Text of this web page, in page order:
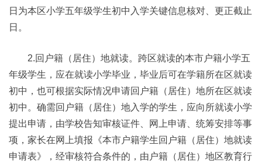
日为本区小学五年级学生初中入学关键信息核对、更正截止
日。
2.回户籍（居住）地就读。跨区就读的本市户籍小学五
年级学生，应在就读小学毕业，毕业后可在学籍所在区就读
初中，也可根据实际情况申请回户籍（居住）地所在区就读
初中。确需回户籍（居住）地入学的学生，应向所就读小学
提出申请，由学校告知审核证件、网上申请、统筹安排等事
项，家长在网上填报《本市户籍学生回户籍（居住）地就读
申请表》，经审核符合条件的，由户籍（居住）地区教育行